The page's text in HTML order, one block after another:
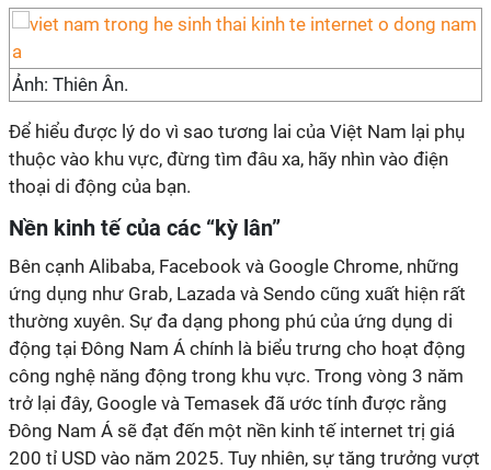
Ảnh: Thiên Ân.
Để hiểu được lý do vì sao tương lai của Việt Nam lại phụ
thuộc vào khu vực, đừng tìm đâu xa, hãy nhìn vào điện
thoại di động của bạn.
Nền kinh tế của các “kỳ lân”
Bên cạnh Alibaba, Facebook và Google Chrome, những
ứng dụng như Grab, Lazada và Sendo cũng xuất hiện rất
thường xuyên. Sự đa dạng phong phú của ứng dụng di
động tại Đông Nam Á chính là biểu trưng cho hoạt động
công nghệ năng động trong khu vực. Trong vòng 3 năm
trở lại đây, Google và Temasek đã ước tính được rằng
Đông Nam Á sẽ đạt đến một nền kinh tế internet trị giá
200 tỉ USD vào năm 2025. Tuy nhiên, sự tăng trưởng vượt